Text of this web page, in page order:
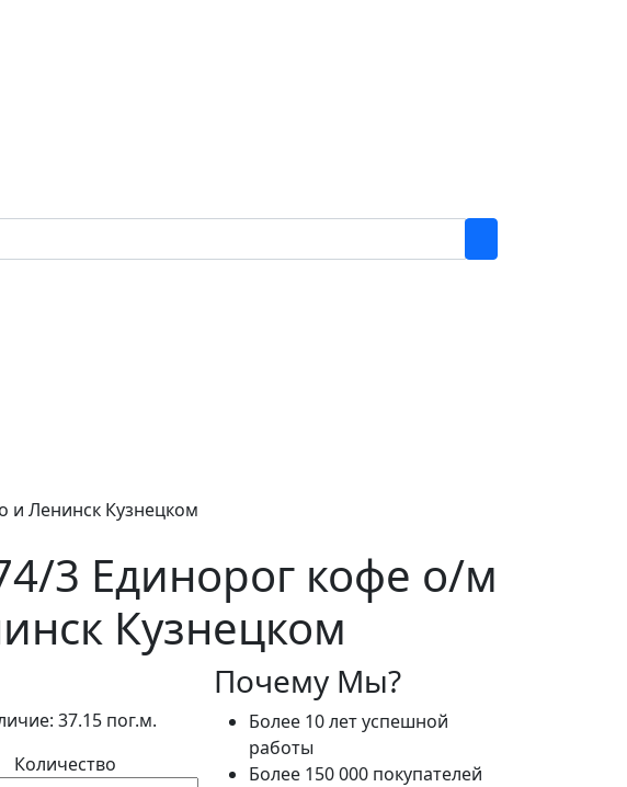
и Ленинск Кузнецком
3 Единорог кофе о/м
Кузнецком
37.15 пог.м.
Количество
Почему Мы?
Более 10 лет успешной
работы
Более 150 000 покупателей